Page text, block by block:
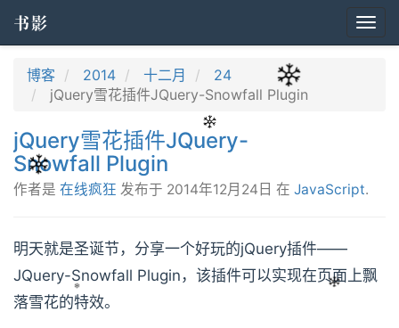
书影
博客 2014 十二月
24
jQuery雪花插件JQuery-Snowfall Plugin
jQuery雪花插件JQuery-
Snowfall Plugin
作者是 在线疯狂 发布于 2014年12月24日 在 JavaScript.
明天就是圣诞节，分享一个好玩的jQuery插件——
JQuery-Snowfall Plugin，该插件可以实现在页面上飘
落雪花的特效。